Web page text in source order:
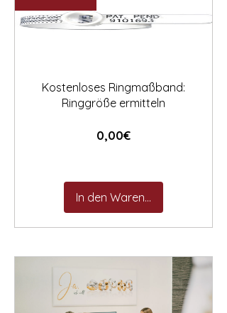
Kostenloses Ringmaßband:
Ringgröße ermitteln
0,00€Preis
In den Warenkorb